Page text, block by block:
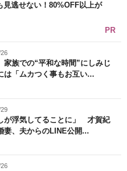
見逃せない！80%OFF以上が
PR
家族での“平和な時間”にしみじ
「ムカつく事もお互い...
が浮気してることに」 才賀紀
妻、夫からのLINE公開...